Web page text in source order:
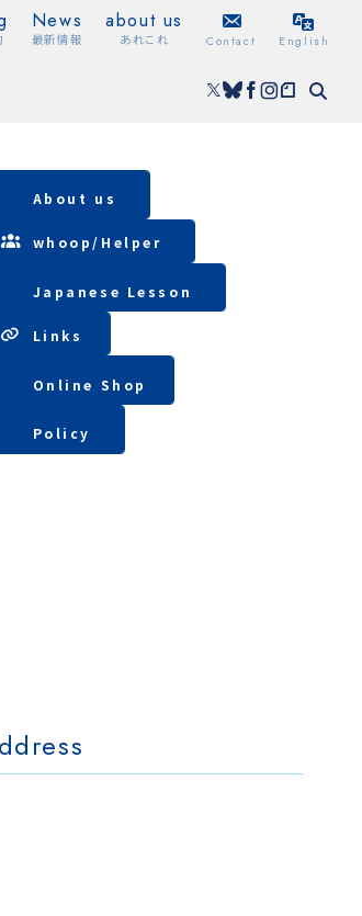
News
最新情報
about us
あれこれ Contact English
About us
whoop/ Helper
Japanese Lesson
Lin ks
Online Shop
Policy